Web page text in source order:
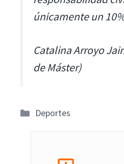
únicamente un
Catalina Arroyo
de Máster)
Categorías
Deportes